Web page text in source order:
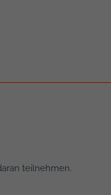
teilnehmen.